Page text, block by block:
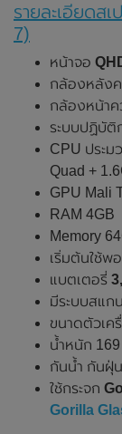
รายละเอียดส
7)
หน้าจอ
กล้องหลังค
กล้องหน้าค
ระบบปฏิบัติ
CPU ประม
Quad +
GPU Mali
RAM 4GB
Memory
เริ่มต้นใช้พ
แบตเตอรี่
มีระบบสแก
ขนาดตัวเค
น้ำหนัก
กันน้ำ กันฝุ่น
ใช้กระจก
Gorilla